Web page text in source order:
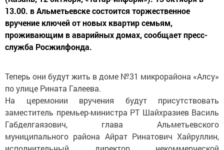
13.00. в Альметьевске состоится торжественное
вручение ключей от новых квартир семьям,
проживающим в аварийных домах, сообщает пресс-
служба Росжилфонда.
Теперь они будут жить в доме №31 микрорайона «Алсу»
по улице Рината Галеева.
На церемонии вручения будут присутствовать
заместитель премьер-министра РТ Шайхразиев Василь
Габделгаязович, глава Альметьевского
муниципального района Айрат Ринатович Хайруллин,